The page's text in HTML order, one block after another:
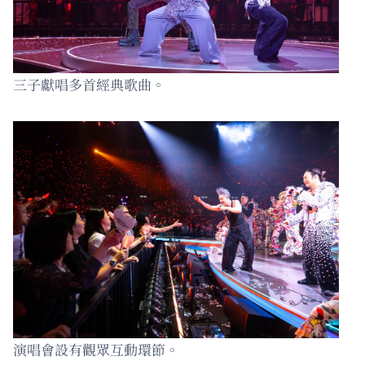
三子獻唱多首經典歌曲。
演唱會設有觀眾互動環節。